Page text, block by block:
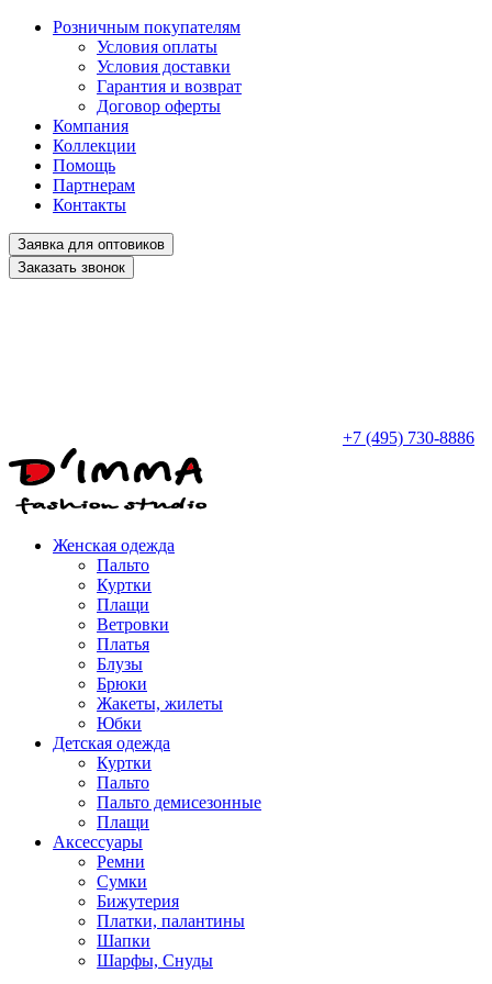
Розничным покупателям
Условия оплаты
Условия доставки
Гарантия и возврат
Договор оферты
Компания
Коллекции
Помощь
Партнерам
Контакты
Заявка для оптовиков
Заказать звонок
+7 (495) 730-8886
Женская одежда
Пальто
Куртки
Плащи
Ветровки
Платья
Блузы
Брюки
Жакеты, жилеты
Юбки
Детская одежда
Куртки
Пальто
Пальто демисезонные
Плащи
Аксессуары
Ремни
Сумки
Бижутерия
Платки, палантины
Шапки
Шарфы, Снуды